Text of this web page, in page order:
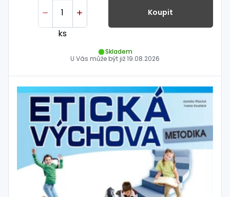
ks
Koupit
Skladem
U Vás může být již19.08.2026